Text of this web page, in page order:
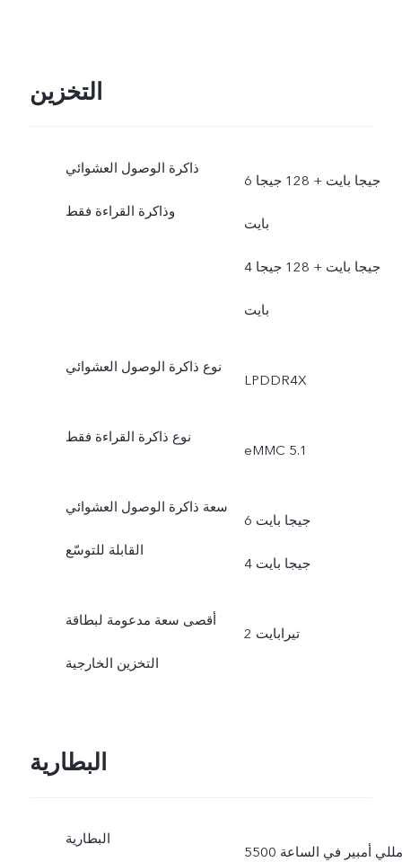
التخزين
ذاكرة الوصول العشوائي
وذاكرة القراءة فقط
6 جيجا بايت + 128 جيجا
بايت
4 جيجا بايت + 128 جيجا
بايت
نوع ذاكرة الوصول العشوائي
LPDDR4X
نوع ذاكرة القراءة فقط
eMMC 5.1
سعة ذاكرة الوصول العشوائي
القابلة للتوسّع
6 جيجا بايت
4 جيجا بايت
أقصى سعة مدعومة لبطاقة
التخزين الخارجية
2 تيرابايت
البطارية
البطارية
5500 مللي أمبير في الساعة